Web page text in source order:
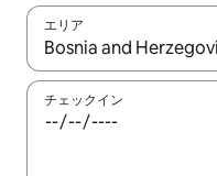
エリア
検索結果が表示された
チェックイン